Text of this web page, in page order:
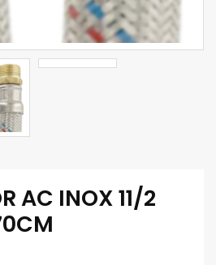
AC INOX 11/2